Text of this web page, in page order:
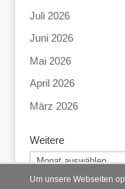
Juli 2026
Juni 2026
Mai 2026
April 2026
März 2026
Weitere
Weitere
Um unsere Webseiten